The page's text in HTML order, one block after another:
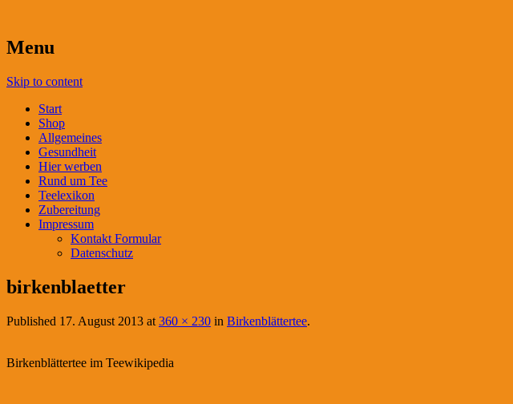
Menu
Skip to content
Start
Shop
Allgemeines
Gesundheit
Hier werben
Rund um Tee
Teelexikon
Zubereitung
Impressum
Kontakt Formular
Datenschutz
birkenblaetter
Published 17. August 2013 at 360 × 230 in Birkenblättertee.
Birkenblättertee im Teewikipedia